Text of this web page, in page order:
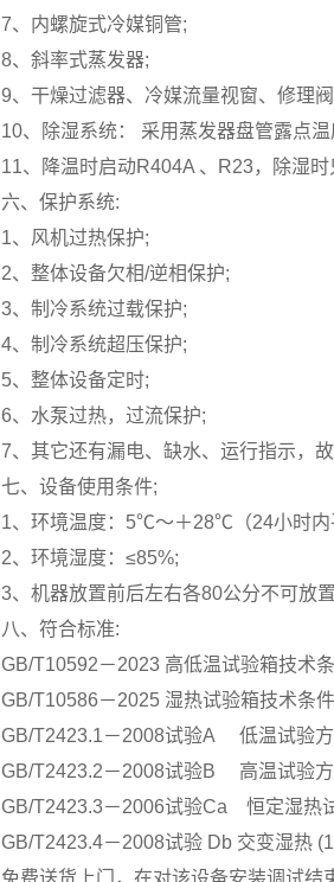
7、内螺旋式冷媒铜管;
8、斜率式蒸发器;
9、干燥过滤器、冷媒流量视窗、修理
10、除湿系统： 采用蒸发器盘管露点
11、降温时启动R404A 、R23，除湿
六、保护系统:
1、风机过热保护;
2、整体设备欠相/逆相保护;
3、制冷系统过载保护;
4、制冷系统超压保护;
5、整体设备定时;
6、水泵过热，过流保护;
7、其它还有漏电、缺水、运行指示，
七、设备使用条件;
1、环境温度：5℃～＋28℃（24小时
2、环境湿度：≤85%;
3、机器放置前后左右各80公分不可放
八、符合标准:
GB/T10592－2023 高低温试验箱技术
GB/T10586－2025 湿热试验箱技术
GB/T2423.1－2008试验A 低温试验
GB/T2423.2－2008试验B 高温试验
GB/T2423.3－2006试验Ca 恒定湿热
GB/T2423.4－2008试验 Db 交变湿热
免费送货上门，在对该设备安装调试结